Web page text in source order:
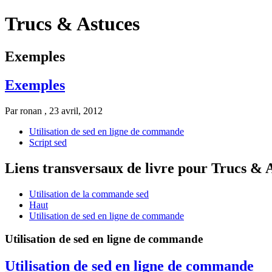
Trucs & Astuces
Exemples
Exemples
Parronan , 23 avril, 2012
Utilisation de sed en ligne de commande
Script sed
Liens transversaux de livre pour Trucs &
Utilisation de la commande sed
Haut
Utilisation de sed en ligne de commande
Utilisation de sed en ligne de commande
Utilisation de sed en ligne de commande